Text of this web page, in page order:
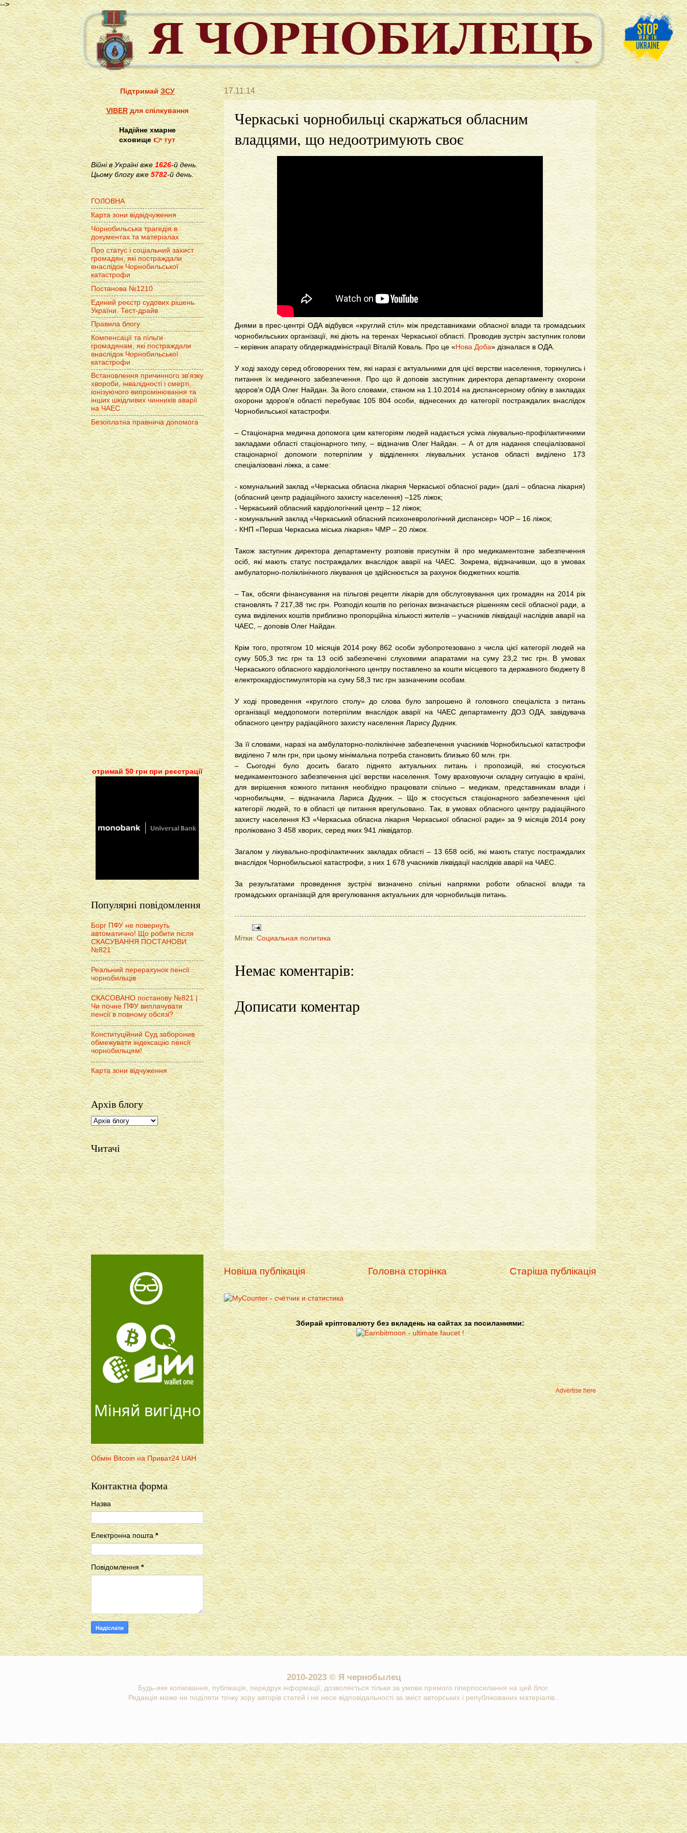
-->
17.11.14
Черкаські чорнобильці скаржаться обласним
владцями, що недоотримують своє
Днями в прес-центрі ОДА відбувся «круглий стіл» між представниками обласної влади та громадських
чорнобильських організації, які діють на теренах Черкаської області. Проводив зустріч заступник голови
– керівник апарату облдержадміністрації Віталій Коваль. Про це «Нова Доба» дізналася в ОДА.
У ході заходу серед обговорених тем, які наразі є актуальними для цієї верстви населення, торкнулись і
питання їх медичного забезпечення. Про що й доповів заступник директора департаменту охорони
здоров’я ОДА Олег Найдан. За його словами, станом на 1.10.2014 на диспансерному обліку в закладах
охорони здоров’я області перебуває 105 804 особи, віднесених до категорії постраждалих внаслідок
Чорнобильської катастрофи.
– Стаціонарна медична допомога цим категоріям людей надається усіма лікувально-профілактичними
закладами області стаціонарного типу, – відзначив Олег Найдан. – А от для надання спеціалізованої
стаціонарної допомоги потерпілим у відділеннях лікувальних установ області виділено 173
спеціалізовані ліжка, а саме:
- комунальний заклад «Черкаська обласна лікарня Черкаської обласної ради» (далі – обласна лікарня)
(обласний центр радіаційного захисту населення) –125 ліжок;
- Черкаський обласний кардіологічний центр – 12 ліжок;
- комунальний заклад «Черкаський обласний психоневрологічний диспансер» ЧОР – 16 ліжок;
- КНП «Перша Черкаська міська лікарня» ЧМР – 20 ліжок.
Також заступник директора департаменту розповів присутнім й про медикаментозне забезпечення
осіб, які мають статус постраждалих внаслідок аварії на ЧАЕС. Зокрема, відзначивши, що в умовах
амбулаторно-поліклінічного лікування це здійснюється за рахунок бюджетних коштів.
– Так, обсяги фінансування на пільгові рецепти лікарів для обслуговування цих громадян на 2014 рік
становлять 7 217,38 тис грн. Розподіл коштів по регіонах визначається рішенням сесії обласної ради, а
сума виділених коштів приблизно пропорційна кількості жителів – учасників ліквідації наслідків аварії на
ЧАЕС, – доповів Олег Найдан.
Крім того, протягом 10 місяців 2014 року 862 особи зубопротезовано з числа цієї категорії людей на
суму 505,3 тис грн та 13 осіб забезпечені слуховими апаратами на суму 23,2 тис грн. В умовах
Черкаського обласного кардіологічного центру поставлено за кошти місцевого та державного бюджету 8
електрокардіостимуляторів на суму 58,3 тис грн зазначеним особам.
У ході проведення «круглого столу» до слова було запрошено й головного спеціаліста з питань
організації меддопомоги потерпілим внаслідок аварії на ЧАЕС департаменту ДОЗ ОДА, завідувача
обласного центру радіаційного захисту населення Ларису Дудник.
За її словами, наразі на амбулаторно-поліклінічне забезпечення учасників Чорнобильської катастрофи
виділено 7 млн грн, при цьому мінімальна потреба становить близько 60 млн. грн.
– Сьогодні було досить багато піднято актуальних питань і пропозицій, які стосуються
медикаментозного забезпечення цієї верстви населення. Тому враховуючи складну ситуацію в країні,
для вирішення кожного питання необхідно працювати спільно – медикам, представникам влади і
чорнобильцям, – відзначила Лариса Дудник. – Що ж стосується стаціонарного забезпечення цієї
категорії людей, то в області це питання врегульовано. Так, в умовах обласного центру радіаційного
захисту населення КЗ «Черкаська обласна лікарня Черкаської обласної ради» за 9 місяців 2014 року
проліковано 3 458 хворих, серед яких 941 ліквідатор.
Загалом у лікувально-профілактичних закладах області – 13 658 осіб, які мають статус постраждалих
внаслідок Чорнобильської катастрофи, з них 1 678 учасників ліквідації наслідків аварії на ЧАЕС.
За результатами проведення зустрічі визначено спільні напрямки роботи обласної влади та
громадських організацій для врегулювання актуальних для чорнобильців питань.
Мітки: Социальная политика
Немає коментарів:
Дописати коментар
Новіша публікація Старіша публікація
Головна сторінка
Збирай кріптовалюту без вкладень на сайтах за посиланнями:
Advertise here
ПідтримайЗСУ
VIBERдля спілкування
Надійне хмарне
сховище👉 тут
Війні в Україні вже1626-й день.
Цьому блогу вже 5782-й день.
ГОЛОВНА
Карта зони відвідчуження
Чорнобильська трагедія в
документах та матеріалах
Про статус і соціальний захист
громадян, які постраждали
внаслідок Чорнобильської
катастрофи
Постанова №1210
Единий реєстр судових рішень
України. Тест-драйв
Правила блогу
Компенсації та пільги
громадянам, які постраждали
внаслідок Чорнобильської
катастрофи
Встановлення причинного зв'язку
хвороби, інвалідності і смерті,
іонізуючого випромінювання та
інших шкідливих чинників аварії
на ЧАЕС
Безоплатна правнича допомога
отримай 50 грн при реєстрації
Популярні повідомлення
Борг ПФУ не повернуть
автоматично! Що робити після
СКАСУВАННЯ ПОСТАНОВИ
№821
Реальний перерахунок пенсії
чорнобильців
СКАСОВАНО постанову №821 |
Чи почне ПФУ виплачувати
пенсії в повному обсязі?
Конституційний Суд заборонив
обмежувати індексацію пенсії
чорнобильцям!
Карта зони відчуження
Архів блогу
Читачі
Міняй вигідно
Обмін Bitcoin на Приват24 UAH
Контактна форма
Назва
Електронна пошта*
Повідомлення *
2010-2023 © Я чернобылец
Будь-яке копіювання, публікація, передрук інформації, дозволяється тільки за умови прямого гіперпосилання на цей блог.
Редакція може не поділяти точку зору авторів статей і не несе відповідальності за зміст авторських і републікованих матеріалів..